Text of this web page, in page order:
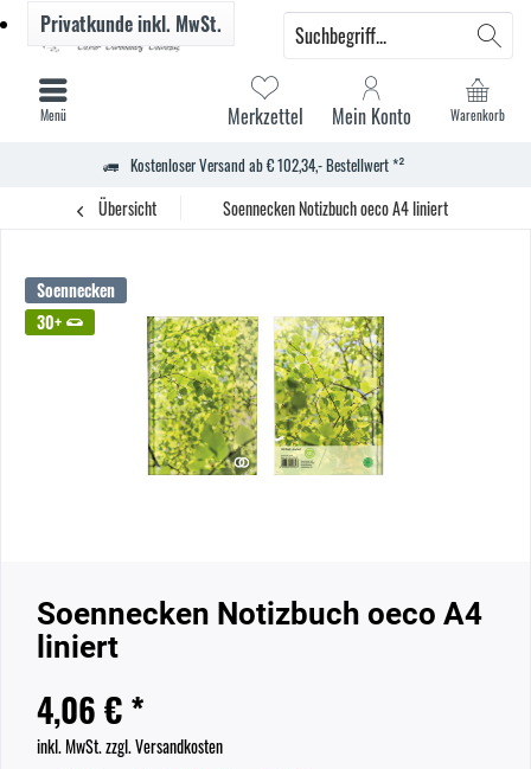
Kostenloser Versand ab € 102,34,- Bestellwert *²
Warenkorb
Merkzettel Mein Konto
Privatkundeinkl. MwSt.
Menü
Übersicht Soennecken Notizbuch oeco A4 liniert
Soennecken
30+
Soennecken Notizbuch oeco A4
liniert
4,06 € *
inkl. MwSt.zzgl. Versandkosten